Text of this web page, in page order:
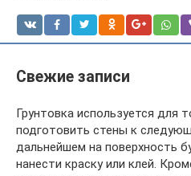
Свежие записи
Грунтовка используется для
подготовить стены к
дальнейшем на поверхность
нанести краску или клей.